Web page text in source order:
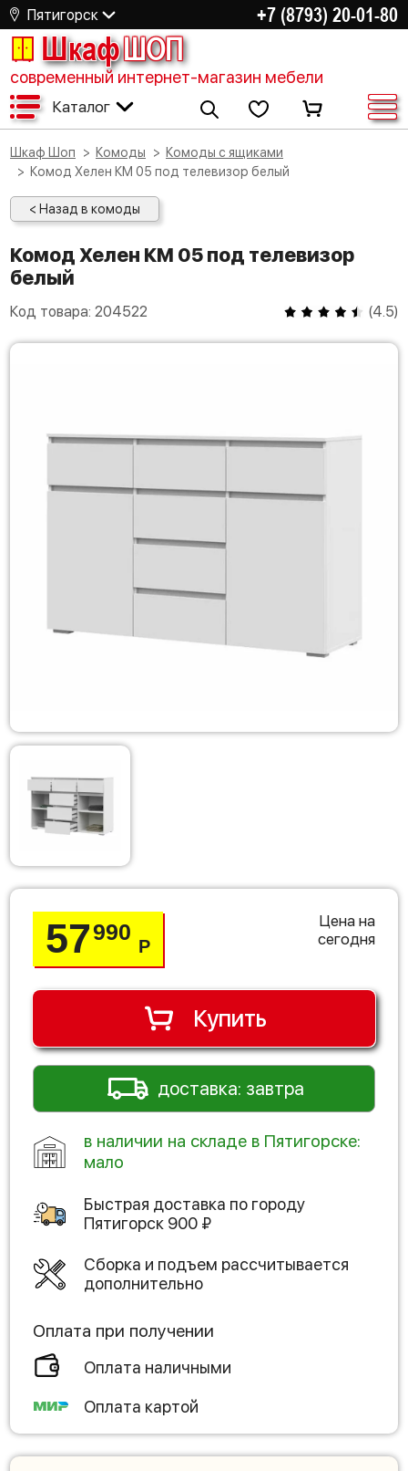
Пятигорск +7 (8793) 20-01-80
ШкафШОП
современный интернет-магазин мебели
Каталог
Шкаф Шоп Комоды
Комоды с ящиками
Комод Хелен КМ 05 под телевизор белый
< Назад в комоды
Комод Хелен КМ 05 под телевизор
белый
Код товара: 204522 (4.5)
57990
Р
Цена на
сегодня
Купить
доставка: завтра
в наличии на складе в Пятигорске:
мало
Быстрая доставка по городу
Пятигорск 900 ₽
Сборка и подъем рассчитывается
дополнительно
Оплата при получении
Оплата наличными
Оплата картой